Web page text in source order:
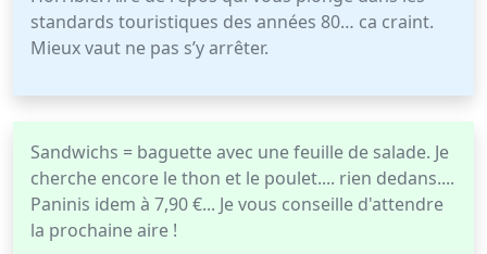
standards touristiques des années 80… ca craint.
Mieux vaut ne pas s’y arrêter.
Sandwichs = baguette avec une feuille de salade. Je
cherche encore le thon et le poulet.... rien dedans....
Paninis idem à 7,90 €... Je vous conseille d'attendre
la prochaine aire !